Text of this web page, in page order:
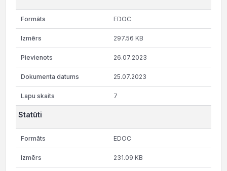
EDOC
297.56 KB
26.07.2023
25.07.2023
7
Statūti
EDOC
231.09 KB